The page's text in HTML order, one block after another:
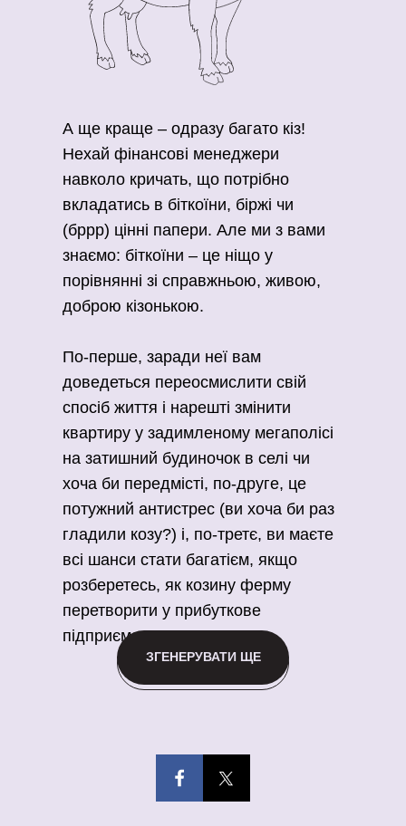
Оплата та доставка
Повернення та обмін
Публічна оферта
КРЕЗЮМЕА ще краще – одразу багато кіз!
Нехай фінансові менеджери
навколо кричать, що потрібно
вкладатись в біткоїни, біржі чи
(бррр) цінні папери. Але ми з вами
знаємо: біткоїни – це ніщо у
порівнянні зі справжньою, живою,
доброю кізонькою.
По-перше, заради неї вам
доведеться переосмислити свій
спосіб життя і нарешті змінити
квартиру у задимленому мегаполісі
на затишний будиночок в селі чи
хоча би передмісті, по-друге, це
потужний антистрес (ви хоча би раз
гладили козу?) і, по-третє, ви маєте
всі шанси стати багатієм, якщо
розберетесь, як козину ферму
перетворити у прибуткове
підприємство.
ЗГЕНЕРУВАТИ ЩЕ